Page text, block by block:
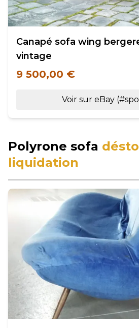
Canapé sofa wing
vintage
9 500,00 €
Voir sur eBay
Polyrone sofa
liquidation